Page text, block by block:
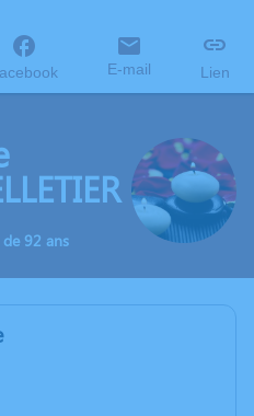
E-mail Lien
92 ans